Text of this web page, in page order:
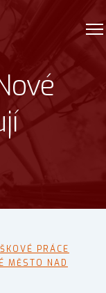
PRÁCE
MĚSTO NAD